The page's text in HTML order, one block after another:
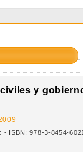
y
- ISBN: 978-3-8454-